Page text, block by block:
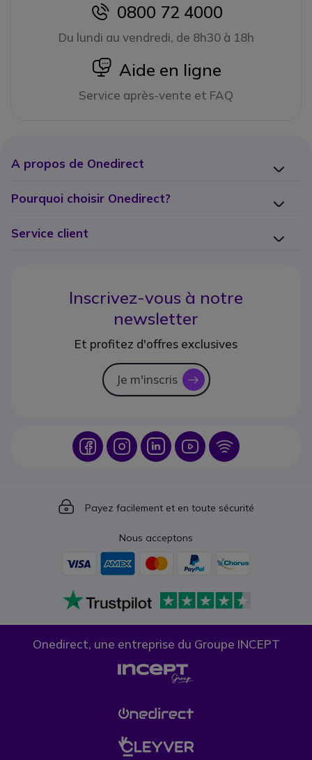
icon
0800 72 4000
Du lundi au vendredi, de 8h30 à 18h
icon
Aide en ligne
Service après-vente et FAQ
A propos de Onedirect
Pourquoi choisir Onedirect?
Service client
Inscrivez-vous à notre
newsletter
Et profitez d'offres exclusives
Je m'inscris icon
Icon IconIcon Icon Icon
Icon
Payez facilement et en toute sécurité
Nous acceptons
Onedirect, une entreprise du Groupe INCEPT